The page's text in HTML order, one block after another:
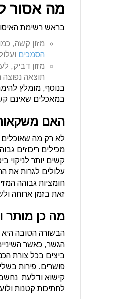
מה אסור
בראש רשימת
מזון קשה,
הסמכים
מזון דביק,
תוצאה
בנוסף, מומלץ
במאכלים שאינם
האם
לא רק מה שאוכלים
מכילים ריכוזים
קשים יותר לניקוי
עלולים לגרות את
חומציות גבוהה
זאת בזמן ארוחה
מה כן מותר
הבשורה הטובה
הגשר, כאשר
ביצים בכל צורת
פושרים. פירות
קישוא ודלעת
לחתיכות קטנות